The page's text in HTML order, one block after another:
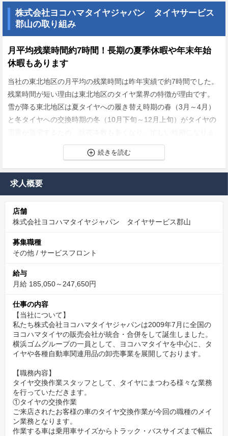
株式会社ヨコハマタイヤジャパン タイヤサービス
郡山の取り組み
月平均残業時間約7時間！長期の夏季休暇や年末年始
休暇もあります
当社の東北地区の月平均の残業時間は昨年実績で約7時間でした。
残業時間が短い理由は東北地区のタイヤ業界の特徴が理由です。
雪が降る東北地区は夏タイヤへの履き替え時期の春（3月～4月）
と冬タイヤへの交換時期の冬（10月下旬～12月上旬）がタイヤの
一方でそれ以外の時期、特に夏や年末年始といった時期は需要が
落ち込む時期になります。
忙しい時期は残業も発生しますが、それ以外の時期は定時帰りが
基本になります。東北のタイヤ商圏の特徴が背景にあることで、
メリハリのある働き方と平均の残業時間の低下につながっていま
す。
また、お盆時期や年末年始は当社の親会社のメーカーがタイヤの
生産を停止します。そのため、我々販売会社も長期の休暇を取得
することができます。
その年のカレンダーによって日数は変動しますが、人によっては
することが可能です。
求人概要
店舗
株式会社ヨコハマタイヤジャパン タイヤサービス郡山
募集職種
その他 / サービスフロント
給与
月給 185,050～247,650円
仕事の内容
【当社について】
私たち株式会社ヨコハマタイヤジャパンは2009年7月に全国の
ヨコハマタイヤの販売会社が統合・合併をして誕生しました。
横浜ゴムグループの一員として、ヨコハマタイヤを中心に、タ
イヤや各種自動車関連用品の卸売事業を展開しております。
【職務内容】
タイヤ交換作業スタッフとして、タイヤにまつわる様々な業務
を行っていただきます。
①タイヤの交換作業
ご来店されたお客様の車のタイヤ交換作業が今回の職種のメイ
ン業務となります。
作業する車は乗用車サイズからトラック・バスサイズまで幅広